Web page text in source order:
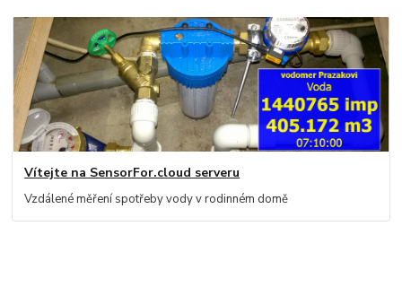
Vítejte na SensorFor.cloud serveru
Vzdálené měření spotřeby vody v rodinném domě